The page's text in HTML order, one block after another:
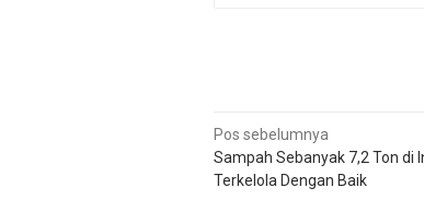
Navigasi
pos
Pos sebelumnya
Sampah Sebanyak 7,2 Ton di
Terkelola Dengan Baik